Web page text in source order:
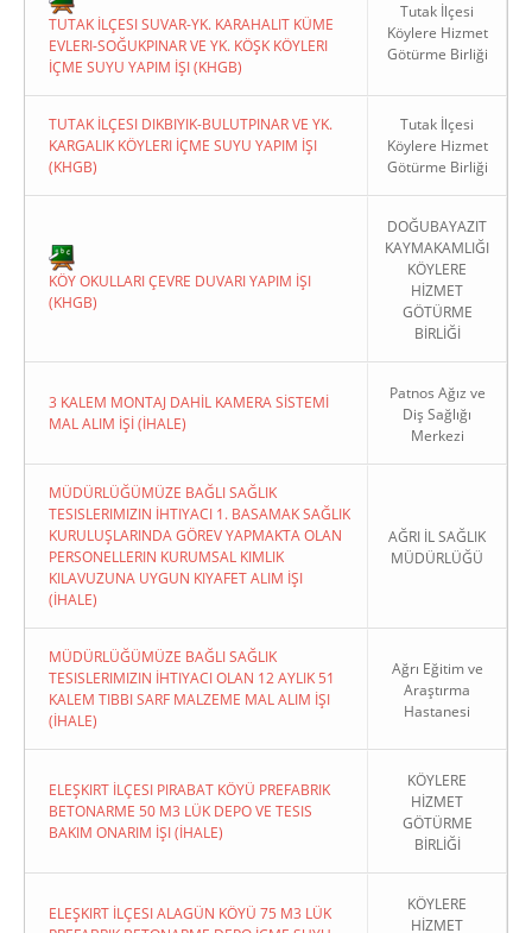
TUTAK İLÇESI SUVAR-YK. KARAHALIT KÜME
EVLERI-SOĞUKPINAR VE YK. KÖŞK KÖYLERI
İÇME SUYU YAPIM İŞI (KHGB)
Tutak İlçesi
Köylere Hizmet
Götürme Birliği
TUTAK İLÇESI DIKBIYIK-BULUTPINAR VE YK.
KARGALIK KÖYLERI İÇME SUYU YAPIM İŞI
(KHGB)
Tutak İlçesi
Köylere Hizmet
Götürme Birliği
KÖY OKULLARI ÇEVRE DUVARI YAPIM İŞI
(KHGB)
DOĞUBAYAZIT
KAYMAKAMLIĞI
KÖYLERE
HİZMET
GÖTÜRME
BİRLİĞİ
3 KALEM MONTAJ DAHİL KAMERA SİSTEMİ
MAL ALIM İŞİ (İHALE)
Patnos Ağız ve
Diş Sağlığı
Merkezi
MÜDÜRLÜĞÜMÜZE BAĞLI SAĞLIK
TESISLERIMIZIN İHTIYACI 1. BASAMAK SAĞLIK
KURULUŞLARINDA GÖREV YAPMAKTA OLAN
PERSONELLERIN KURUMSAL KIMLIK
KILAVUZUNA UYGUN KIYAFET ALIM İŞI
(İHALE)
AĞRI İL SAĞLIK
MÜDÜRLÜĞÜ
MÜDÜRLÜĞÜMÜZE BAĞLI SAĞLIK
TESISLERIMIZIN İHTIYACI OLAN 12 AYLIK 51
KALEM TIBBI SARF MALZEME MAL ALIM İŞI
(İHALE)
Ağrı Eğitim ve
Araştırma
Hastanesi
ELEŞKIRT İLÇESI PIRABAT KÖYÜ PREFABRIK
BETONARME 50 M3 LÜK DEPO VE TESIS
BAKIM ONARIM İŞI (İHALE)
KÖYLERE
HİZMET
GÖTÜRME
BİRLİĞİ
ELEŞKIRT İLÇESI ALAGÜN KÖYÜ 75 M3 LÜK
KÖYLERE
HİZMET